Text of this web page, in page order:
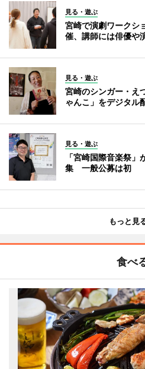
見る・遊ぶ
宮崎で演劇ワーク
催、講師には俳優や
見る・遊ぶ
宮崎のシンガー・え
ゃんこ」をデジタル
見る・遊ぶ
「宮崎国際音楽祭
集 一般公募は初
もっと見
食べ